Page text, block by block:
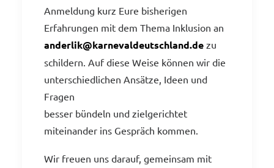
Anmeldung kurz Eure bisherigen
Erfahrungen mit dem Thema Inklusion an
anderlik@karnevaldeutschland.de zu
schildern. Auf diese Weise können wir die
unterschiedlichen Ansätze, Ideen und
Fragen
besser bündeln und zielgerichtet
miteinander ins Gespräch kommen.
Wir freuen uns darauf, gemeinsam mit